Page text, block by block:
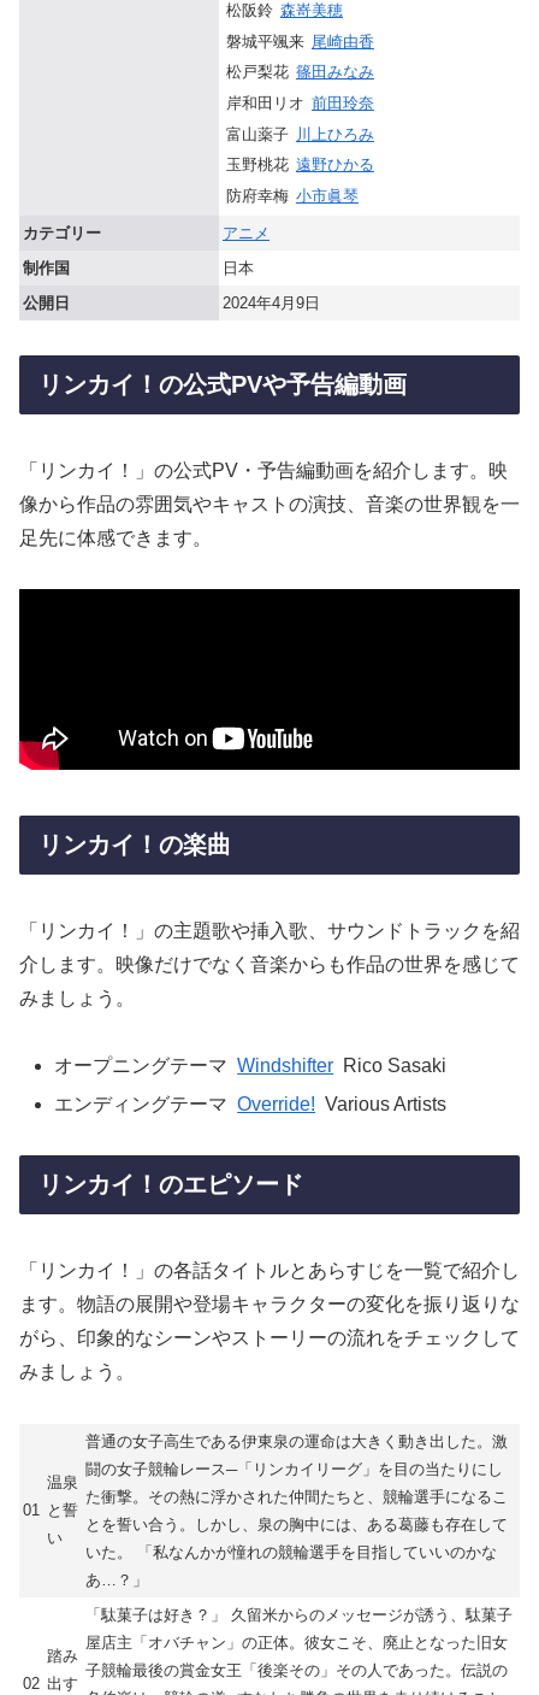
松阪鈴 森嵜美穂
磐城平颯来 尾崎由香
松戸梨花 篠田みなみ
岸和田リオ 前田玲奈
富山薬子 川上ひろみ
玉野桃花 遠野ひかる
防府幸梅 小市眞琴
カテゴリー
アニメ
制作国
日本
公開日
2024年4月9日
リンカイ！の公式PVや予告編動画
「リンカイ！」の公式PV・予告編動画を紹介します。映
像から作品の雰囲気やキャストの演技、音楽の世界観を一
足先に体感できます。
リンカイ！の楽曲
「リンカイ！」の主題歌や挿入歌、サウンドトラックを紹
介します。映像だけでなく音楽からも作品の世界を感じて
みましょう。
オープニングテーマ Windshifter Rico Sasaki
エンディングテーマ Override! Various Artists
リンカイ！のエピソード
「リンカイ！」の各話タイトルとあらすじを一覧で紹介し
ます。物語の展開や登場キャラクターの変化を振り返りな
がら、印象的なシーンやストーリーの流れをチェックして
みましょう。
01
温泉
と誓
い
普通の女子高生である伊東泉の運命は大きく動き出した。激
闘の女子競輪レース─「リンカイリーグ」を目の当たりにし
た衝撃。その熱に浮かされた仲間たちと、競輪選手になるこ
とを誓い合う。しかし、泉の胸中には、ある葛藤も存在して
いた。 「私なんかが憧れの競輪選手を目指していいのかな
あ…？」
02
踏み
出す
「駄菓子は好き？」 久留米からのメッセージが誘う、駄菓子
屋店主「オバチャン」の正体。彼女こそ、廃止となった旧女
子競輪最後の賞金女王「後楽その」その人であった。伝説の